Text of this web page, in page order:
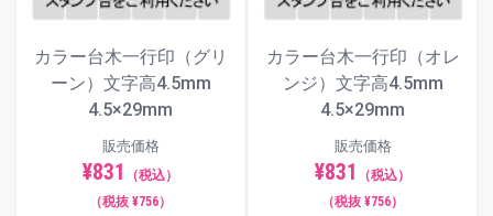
カラー台木一行印（グリ
ーン）文字高4.5mm
4.5×29mm
販売価格
¥831
（税込）
（税抜 ¥756）
カラー台木一行印（オレ
ンジ）文字高4.5mm
4.5×29mm
販売価格
¥831
（税込）
（税抜 ¥756）